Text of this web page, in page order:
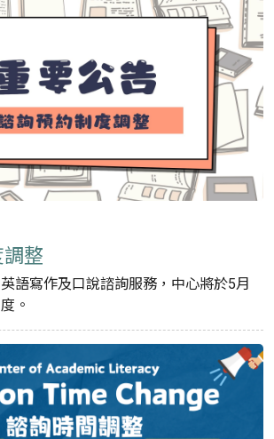
整
語寫作及口說諮詢服務，中心將於5月
。